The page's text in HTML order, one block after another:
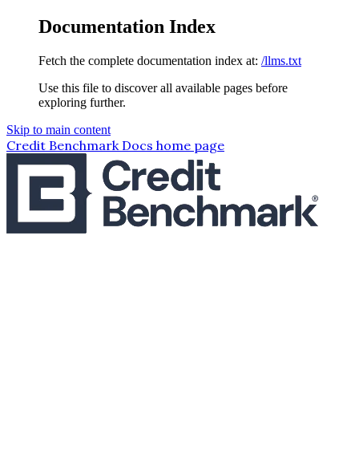
Documentation Index
Fetch the complete documentation index at: /llms.txt
Use this file to discover all available pages before
exploring further.
Skip to main content
Credit Benchmark Docs home page